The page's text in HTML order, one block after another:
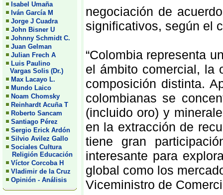
Isabel Umaña
Iván García M
Jorge J Cuadra
John Bisner U
Johnny Schmidt C.
Juan Gelman
Julian Frech A
Luis Paulino
Vargas Solis (Dr.)
Max Lacayo L.
Mundo Laico
Noam Chomsky
Reinhardt Acuña T
Roberto Sancam
Santiago Pérez
Sergio Erick Ardón
Silvio Avilez Gallo
Sociales Cultura
Religión Educación
Víctor Corcoba H
Vladimir de la Cruz
Opinión - Análisis
negociación de
significativos, según el
“Colombia representa
el ámbito comercial, la
composición distinta.
colombianas se
(incluido oro) y
en la extracción de
tiene gran
interesante para
global como los
Viceministro de